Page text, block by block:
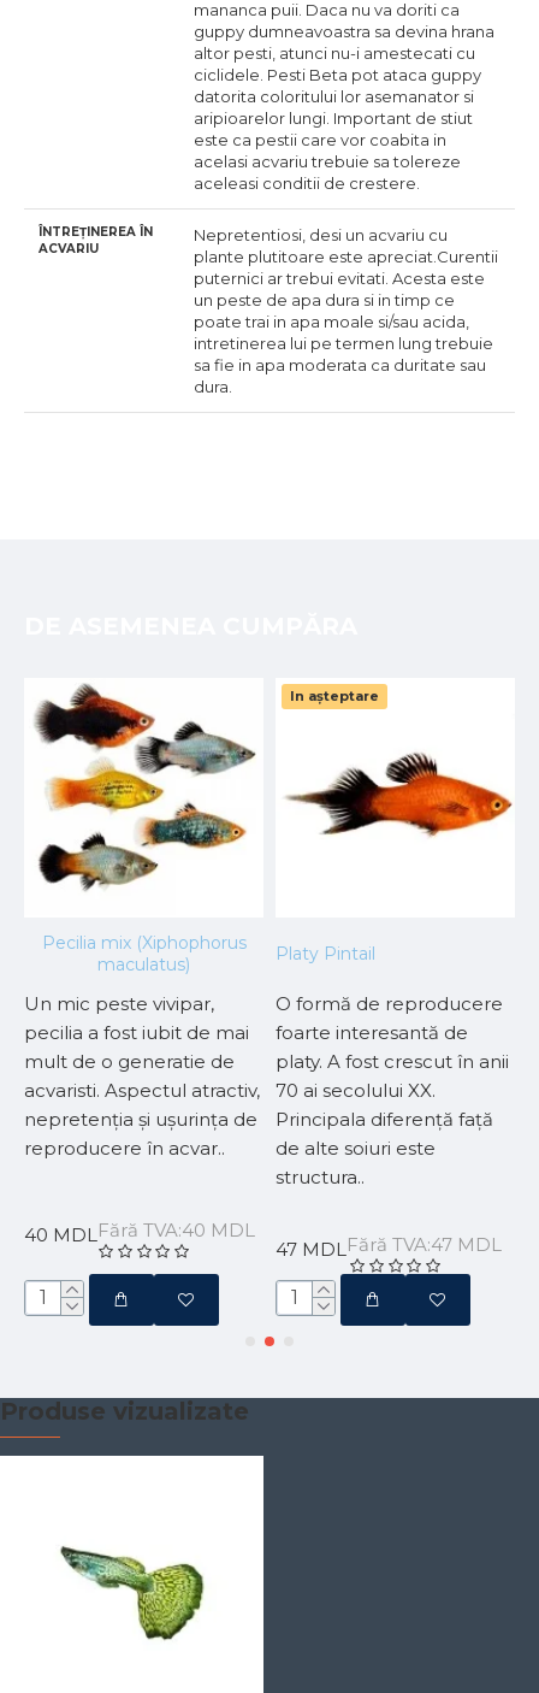
mananca puii. Daca nu va doriti ca
guppy dumneavoastra sa devina hrana
altor pesti, atunci nu-i amestecati cu
ciclidele. Pesti Beta pot ataca guppy
datorita coloritului lor asemanator si
aripioarelor lungi. Important de stiut
este ca pestii care vor coabita in
acelasi acvariu trebuie sa tolereze
aceleasi conditii de crestere.
ÎNTREȚINEREA ÎN
ACVARIU
Nepretentiosi, desi un acvariu cu
plante plutitoare este apreciat.Curentii
puternici ar trebui evitati. Acesta este
un peste de apa dura si in timp ce
poate trai in apa moale si/sau acida,
intretinerea lui pe termen lung trebuie
sa fie in apa moderata ca duritate sau
dura.
Pecilia mix (Xiphophorus
maculatus)
Un mic peste vivipar,
pecilia a fost iubit de mai
mult de o generatie de
acvaristi. Aspectul atractiv,
nepretenția și ușurința de
reproducere în acvar..
40 MDLFără TVA:40 MDL
In așteptare
Platy Pintail
O formă de reproducere
foarte interesantă de
platy. A fost crescut în anii
70 ai secolului XX.
Principala diferență față
de alte soiuri este
structura..
47 MDLFără TVA:47 MDL
Produse vizualizate